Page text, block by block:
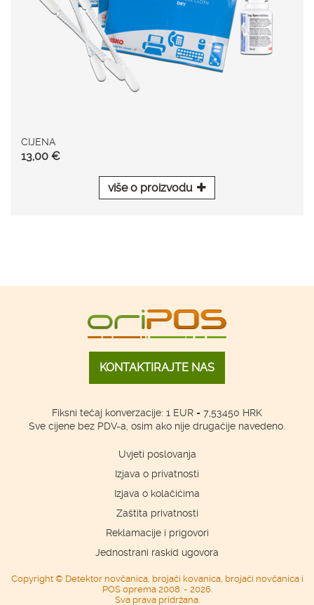
CIJENA
13,00 €
više o proizvodu
KONTAKTIRAJTE NAS
Fiksni tečaj konverzacije: 1 EUR = 7,53450 HRK
Sve cijene bez PDV-a, osim ako nije drugačije navedeno.
Uvjeti poslovanja
Izjava o privatnosti
Izjava o kolačićima
Zaštita privatnosti
Reklamacije i prigovori
Jednostrani raskid ugovora
Copyright © Detektor novčanica, brojači kovanica, brojači novčanica i
POS oprema 2008. - 2026.
Sva prava pridržana.